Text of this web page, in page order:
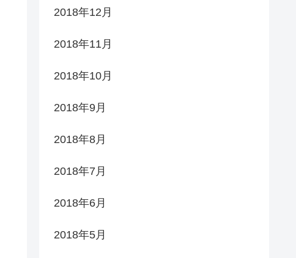
2018年12月
2018年11月
2018年10月
2018年9月
2018年8月
2018年7月
2018年6月
2018年5月